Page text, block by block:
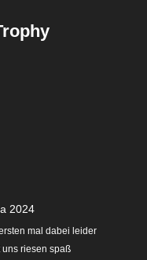
2024
mal dabei leider
uns riesen spaß